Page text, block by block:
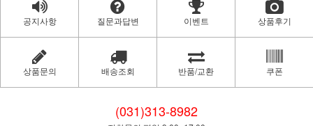
공지사항 질문과답변 이벤트 상품후기
상품문의 배송조회 반품/교환 쿠폰
(031)313-8982